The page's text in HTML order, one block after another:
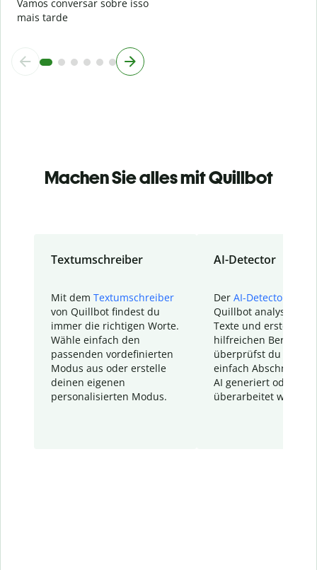
Vamos conversar sobre isso
mais tarde
Machen Sie alles mit Quillbot
Textumschreiber
Mit dem Textumschreiber
von Quillbot findest du
immer die richtigen Worte.
Wähle einfach den
passenden vordefinierten
Modus aus oder erstelle
deinen eigenen
personalisierten Modus.
AI-Detector
Der AI-Detector
Quillbot analysiert
Texte und erstellt
hilfreichen Bericht.
überprüfst du
einfach Abschnitte,
AI generiert oder
überarbeitet wurden.